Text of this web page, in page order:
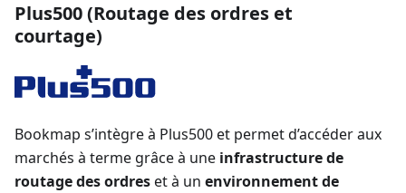
Plus500 (Routage des ordres et
courtage)
Bookmap s’intègre à Plus500 et permet d’accéder aux
marchés à terme grâce à une infrastructure de
routage des ordreset à un environnement de